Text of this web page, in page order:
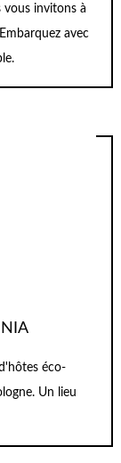
vous invitons à
avec
éco-
Un lieu